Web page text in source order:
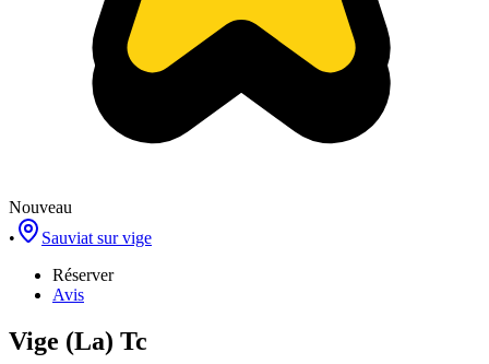
Nouveau
•
Sauviat sur vige
Réserver
Avis
Vige (La) Tc